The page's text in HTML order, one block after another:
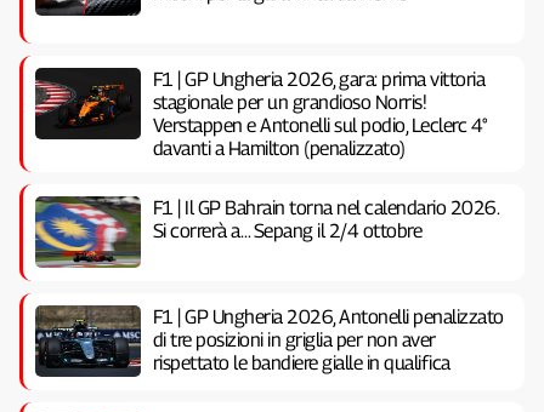
F1 | GP Ungheria 2026, gara: prima vittoria
stagionale per un grandioso Norris!
Verstappen e Antonelli sul podio, Leclerc 4°
davanti a Hamilton (penalizzato)
F1 | Il GP Bahrain torna nel calendario 2026.
Si correrà a… Sepang il 2/4 ottobre
F1 | GP Ungheria 2026, Antonelli penalizzato
di tre posizioni in griglia per non aver
rispettato le bandiere gialle in qualifica